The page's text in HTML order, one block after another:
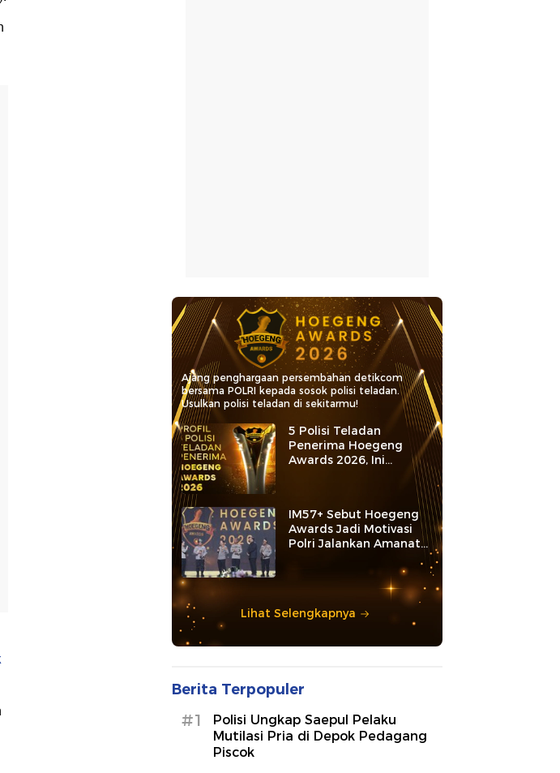
Ajang penghargaan persembahan detikcom
bersama POLRI kepada sosok polisi teladan.
Usulkan polisi teladan di sekitarmu!
5 Polisi Teladan
Penerima Hoegeng
Awards 2026, Ini
Kategori dan Kiprahnya
IM57+ Sebut Hoegeng
Awards Jadi Motivasi
Polri Jalankan Amanat
Lihat Selengkapnya
Berita Terpopuler
#1
Polisi Ungkap Saepul Pelaku
Mutilasi Pria di Depok Pedagang
Piscok